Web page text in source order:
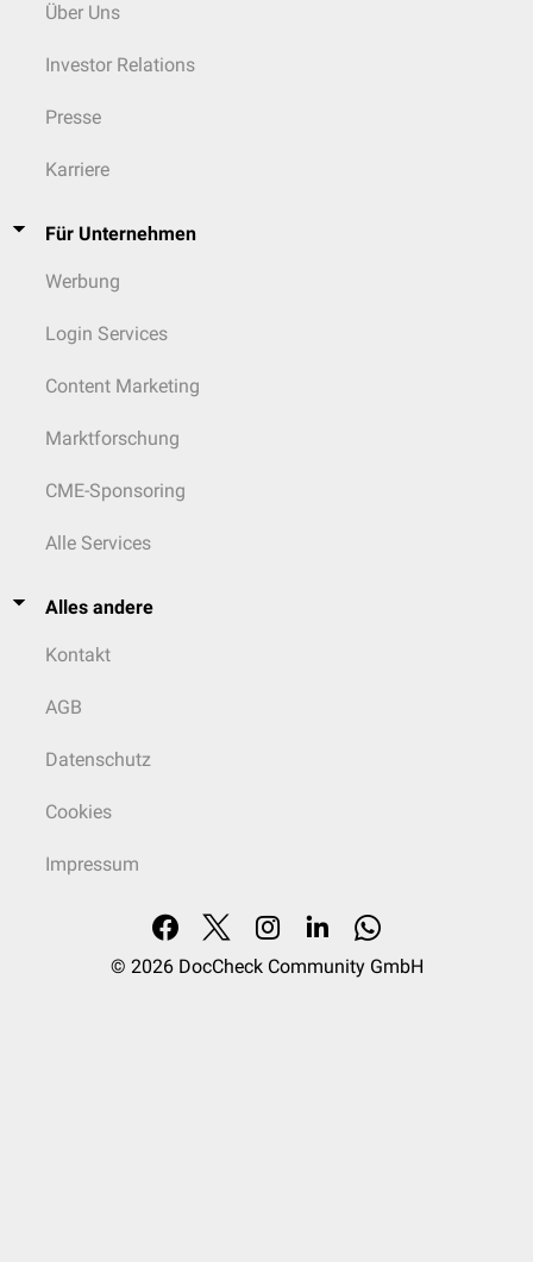
Über Uns
Investor Relations
Presse
Karriere
Für Unternehmen
Werbung
Login Services
Content Marketing
Marktforschung
CME-Sponsoring
Alle Services
Alles andere
Kontakt
AGB
Datenschutz
Cookies
Impressum
© 2026 DocCheck Community GmbH